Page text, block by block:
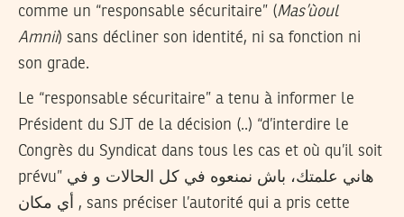
comme un “responsable sécuritaire” (Mas’ùoul
Amnii) sans décliner son identité, ni sa fonction ni
son grade.
Le “responsable sécuritaire” a tenu à informer le
Président du SJT de la décision (..) “d’interdire le
Congrès du Syndicat dans tous les cas et où qu’il soit
prévu” هاني علمتك، باش نمنعوه في كل الحالات و في
, sans préciser l’autorité qui a pris cette